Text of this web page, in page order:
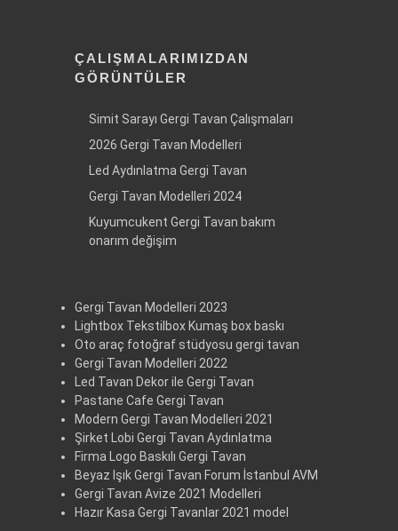
ÇALIŞMALARIMIZDAN
GÖRÜNTÜLER
Simit Sarayı Gergi Tavan Çalışmaları
2026 Gergi Tavan Modelleri
Led Aydınlatma Gergi Tavan
Gergi Tavan Modelleri 2024
Kuyumcukent Gergi Tavan bakım
onarım değişim
Gergi Tavan Modelleri 2023
Lightbox Tekstilbox Kumaş box baskı
Oto araç fotoğraf stüdyosu gergi tavan
Gergi Tavan Modelleri 2022
Led Tavan Dekor ile Gergi Tavan
Pastane Cafe Gergi Tavan
Modern Gergi Tavan Modelleri 2021
Şirket Lobi Gergi Tavan Aydınlatma
Firma Logo Baskılı Gergi Tavan
Beyaz Işık Gergi Tavan Forum İstanbul AVM
Gergi Tavan Avize 2021 Modelleri
Hazır Kasa Gergi Tavanlar 2021 model